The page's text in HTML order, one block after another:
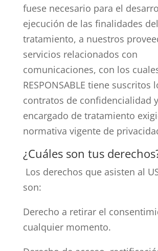
fuese necesario para el
ejecución de las finalidades del
tratamiento, a nuestros
servicios relacionados con
comunicaciones, con los
RESPONSABLE tiene suscritos
contratos de confidencialidad
encargado de tratamiento
normativa vigente de
¿Cuáles son tus
Los derechos que asisten al
son:
Derecho a retirar el
cualquier momento.